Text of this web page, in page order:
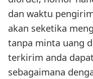
dan waktu
akan seketika
tanpa minta uang
terkirim anda
sebagaimana